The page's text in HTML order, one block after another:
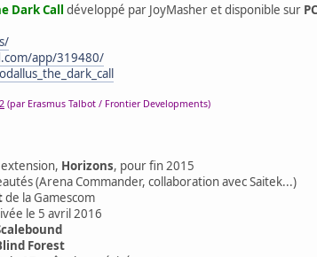
Dark Call développé par JoyMasher et disponible sur PC
app/319480/
(par Erasmus Talbot / Frontier Developments)
Horizons, pour fin 2015
(Arena Commander, collaboration avec Saitek...)
de la Gamescom
le 5 avril 2016
Forest